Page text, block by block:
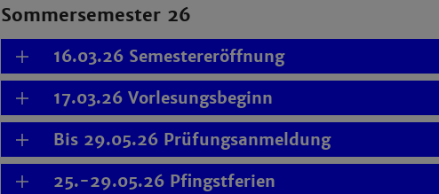
Sommersemester 26
16.03.26 Semestereröffnung
17.03.26 Vorlesungsbeginn
Bis 29.05.26 Prüfungsanmeldung
25.-29.05.26 Pfingstferien